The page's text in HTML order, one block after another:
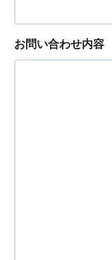
お問い合わせ内容